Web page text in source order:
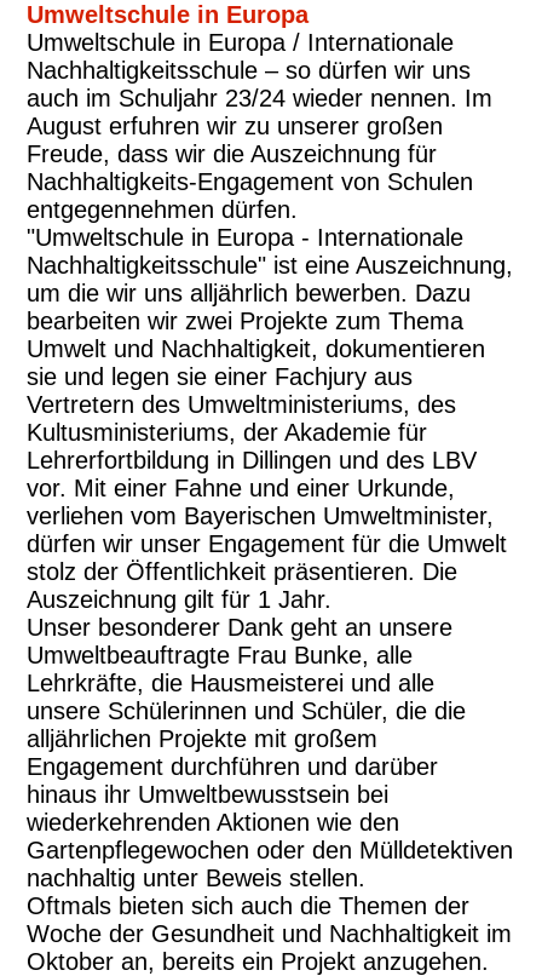
Umweltschule in Europa
Umweltschule in Europa / Internationale
Nachhaltigkeitsschule – so dürfen wir uns
auch im Schuljahr 23/24 wieder nennen. Im
August erfuhren wir zu unserer großen
Freude, dass wir die Auszeichnung für
Nachhaltigkeits-Engagement von Schulen
entgegennehmen dürfen.
"Umweltschule in Europa - Internationale
Nachhaltigkeitsschule" ist eine Auszeichnung,
um die wir uns alljährlich bewerben. Dazu
bearbeiten wir zwei Projekte zum Thema
Umwelt und Nachhaltigkeit, dokumentieren
sie und legen sie einer Fachjury aus
Vertretern des Umweltministeriums, des
Kultusministeriums, der Akademie für
Lehrerfortbildung in Dillingen und des LBV
vor. Mit einer Fahne und einer Urkunde,
verliehen vom Bayerischen Umweltminister,
dürfen wir unser Engagement für die Umwelt
stolz der Öffentlichkeit präsentieren. Die
Auszeichnung gilt für 1 Jahr.
Unser besonderer Dank geht an unsere
Umweltbeauftragte Frau Bunke, alle
Lehrkräfte, die Hausmeisterei und alle
unsere Schülerinnen und Schüler, die die
alljährlichen Projekte mit großem
Engagement durchführen und darüber
hinaus ihr Umweltbewusstsein bei
wiederkehrenden Aktionen wie den
Gartenpflegewochen oder den Mülldetektiven
nachhaltig unter Beweis stellen.
Oftmals bieten sich auch die Themen der
Woche der Gesundheit und Nachhaltigkeit im
Oktober an, bereits ein Projekt anzugehen.